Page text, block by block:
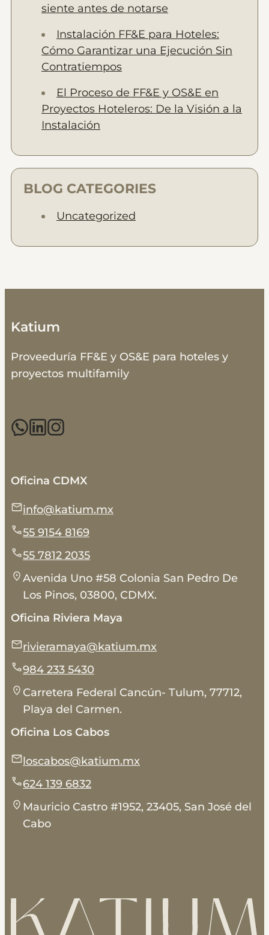
siente antes de notarse
Instalación FF&E para Hoteles:
Cómo Garantizar una Ejecución Sin
Contratiempos
El Proceso de FF&E y OS&E en
Proyectos Hoteleros: De la Visión a la
Instalación
BLOG CATEGORIES
Uncategorized
Katium
Proveeduría FF&E y OS&E para hoteles y
proyectos multifamily
Oficina CDMX
info@katium.mx
55 9154 8169
55 7812 2035
Avenida Uno #58 Colonia San Pedro De
Los Pinos, 03800, CDMX.
Oficina Riviera Maya
rivieramaya@katium.mx
984 233 5430
Carretera Federal Cancún- Tulum, 77712,
Playa del Carmen.
Oficina Los Cabos
loscabos@katium.mx
624 139 6832
Mauricio Castro #1952, 23405, San José del
Cabo